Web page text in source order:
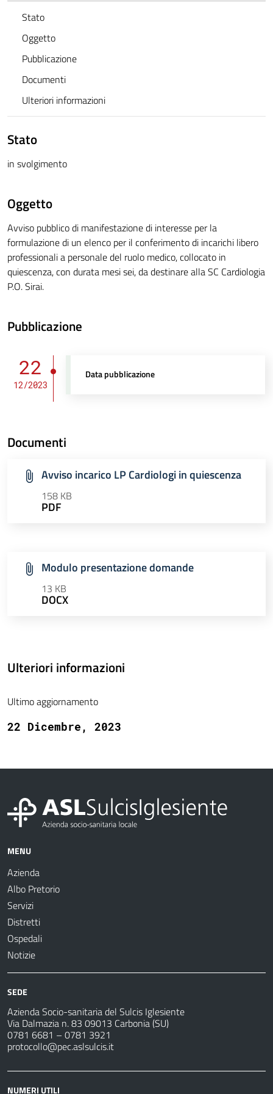
Stato
Oggetto
Pubblicazione
Documenti
Ulteriori informazioni
Stato
in svolgimento
Oggetto
Avviso pubblico di manifestazione di interesse per la
formulazione di un elenco per il conferimento di incarichi libero
professionali a personale del ruolo medico, collocato in
quiescenza, con durata mesi sei, da destinare alla SC Cardiologia
P.O. Sirai.
Pubblicazione
22
12/2023
Data pubblicazione
Documenti
Avviso incarico LP Cardiologi in quiescenza
158 KB
PDF
Modulo presentazione domande
13 KB
DOCX
Ulteriori informazioni
Ultimo aggiornamento
22 Dicembre, 2023
MENU
Azienda
Albo Pretorio
Servizi
Distretti
Ospedali
Notizie
SEDE
Azienda Socio-sanitaria del Sulcis Iglesiente
Via Dalmazia n. 83 09013 Carbonia (SU)
0781 6681 – 0781 3921
protocollo@pec.aslsulcis.it
NUMERI UTILI